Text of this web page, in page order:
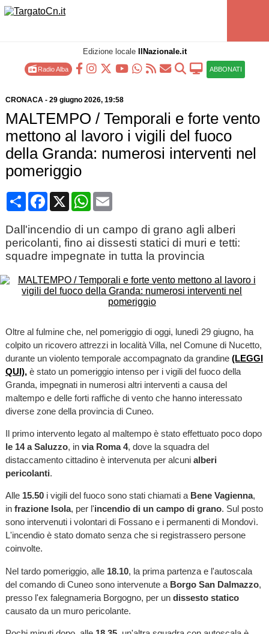
Edizione locale IlNazionale.it
Radio Alba ABBONATI
CRONACA- 29 giugno 2026, 19:58
MALTEMPO / Temporali e forte vento
mettono al lavoro i vigili del fuoco
della Granda: numerosi interventi nel
pomeriggio
CondividiFacebook
X WhatsApp
Email
Dall'incendio di un campo di grano agli alberi
pericolanti, fino ai dissesti statici di muri e tetti:
squadre impegnate in tutta la provincia
Oltre al fulmine che, nel pomeriggio di oggi, lunedì 29 giugno, ha
colpito un ricovero attrezzi in località Villa, nel Comune di Nucetto,
durante un violento temporale accompagnato da grandine (LEGGI
QUI),è stato un pomeriggio intenso per i vigili del fuoco della
Granda, impegnati in numerosi altri interventi a causa del
maltempo e delle forti raffiche di vento che hanno interessato
diverse zone della provincia di Cuneo.
Il primo intervento legato al maltempo è stato effettuato poco dopo
le 14 a Saluzzo, in via Roma 4, dove la squadra del
distaccamento cittadino è intervenuta per alcuni alberi
pericolanti.
Alle 15.50i vigili del fuoco sono stati chiamati a Bene Vagienna,
in frazione Isola, per l'incendio di un campo di grano. Sul posto
sono intervenuti i volontari di Fossano e i permanenti di Mondovì.
L'incendio è stato domato senza che si registrassero persone
coinvolte.
Nel tardo pomeriggio, alle 18.10, la prima partenza e l'autoscala
del comando di Cuneo sono intervenute a Borgo San Dalmazzo,
presso l'ex falegnameria Borgogno, per un dissesto statico
causato da un muro pericolante.